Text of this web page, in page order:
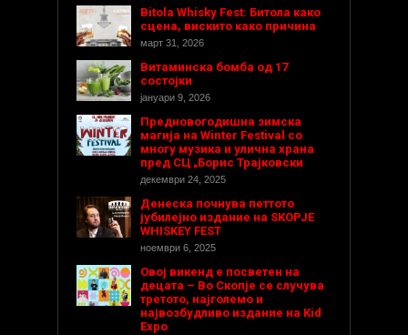
Bitola Whisky Fest: Битола како
сцена, вискито како причина
март 31, 2026
Витаминска бомба од 17
состојки
јануари 9, 2026
Предновогодишнa зимска
магија на Winter Festival со
многу музика и улична храна
пред СЦ „Борис Трајковски
декември 24, 2025
Денеска почнува петтото
јубилејно издание на SKOPJE
WHISKEY FEST
ноември 6, 2025
Овој викенд е посветен на
децата – Во Скопје се случува
третото, најголемо и
највозбудливо издание на Kid
Expo